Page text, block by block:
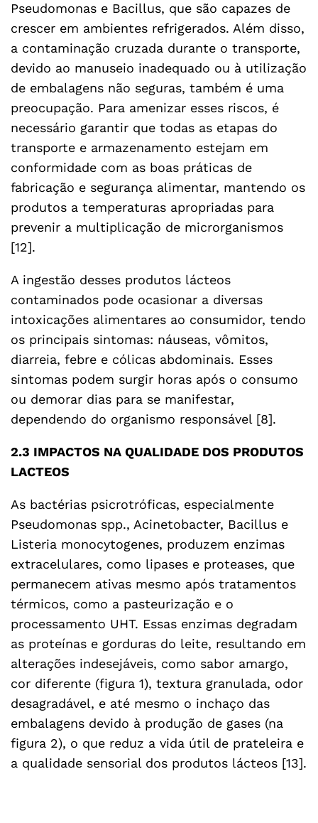
Pseudomonas e Bacillus, que são capazes de
crescer em ambientes refrigerados. Além disso,
a contaminação cruzada durante o transporte,
devido ao manuseio inadequado ou à utilização
de embalagens não seguras, também é uma
preocupação. Para amenizar esses riscos, é
necessário garantir que todas as etapas do
transporte e armazenamento estejam em
conformidade com as boas práticas de
fabricação e segurança alimentar, mantendo os
produtos a temperaturas apropriadas para
prevenir a multiplicação de microrganismos
[12].
A ingestão desses produtos lácteos
contaminados pode ocasionar a diversas
intoxicações alimentares ao consumidor, tendo
os principais sintomas: náuseas, vômitos,
diarreia, febre e cólicas abdominais. Esses
sintomas podem surgir horas após o consumo
ou demorar dias para se manifestar,
dependendo do organismo responsável [8].
2.3 IMPACTOS NA QUALIDADE DOS PRODUTOS
LACTEOS
As bactérias psicrotróficas, especialmente
Pseudomonas spp., Acinetobacter, Bacillus e
Listeria monocytogenes, produzem enzimas
extracelulares, como lipases e proteases, que
permanecem ativas mesmo após tratamentos
térmicos, como a pasteurização e o
processamento UHT. Essas enzimas degradam
as proteínas e gorduras do leite, resultando em
alterações indesejáveis, como sabor amargo,
cor diferente (figura 1), textura granulada, odor
desagradável, e até mesmo o inchaço das
embalagens devido à produção de gases (na
figura 2), o que reduz a vida útil de prateleira e
a qualidade sensorial dos produtos lácteos [13].